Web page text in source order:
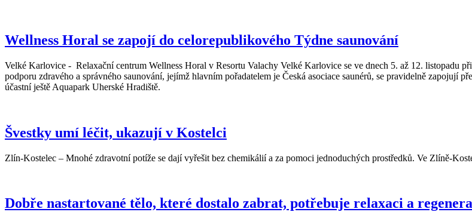
Wellness Horal se zapojí do celorepublikového Týdne saunování
Velké Karlovice - Relaxační centrum Wellness Horal v Resortu Valachy Velké Karlovice se ve dnech 5. až 12. listopadu
podporu zdravého a správného saunování, jejímž hlavním pořadatelem je Česká asociace saunérů, se pravidelně zapojují
účastní ještě Aquapark Uherské Hradiště.
Švestky umí léčit, ukazují v Kostelci
Zlín-Kostelec – Mnohé zdravotní potíže se dají vyřešit bez chemikálií a za pomoci jednoduchých prostředků. Ve Zlíně-
Dobře nastartované tělo, které dostalo zabrat, potřebuje relaxaci a